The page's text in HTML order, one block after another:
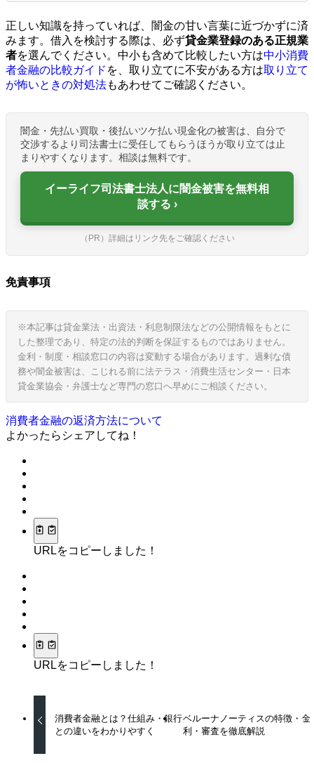
正しい知識を持っていれば、闇金の甘い言葉に近づかずに済
みます。借入を検討する際は、必ず貸金業登録のある正規業
者を選んでください。中小も含めて比較したい方は中小消費
者金融の比較ガイド を、取り立てに不安がある方は取り立て
が怖いときの対処法もあわせてご確認ください。
闇金・先払い買取・後払いツケ払い現金化の被害は、自分で
交渉するより司法書士に受任してもらうほうが取り立ては止
まりやすくなります。相談は無料です。
イーライフ司法書士法人に闇金被害を無料相
談する
（PR）詳細はリンク先をご確認ください
免責事項
※本記事は貸金業法・出資法・利息制限法などの公開情報をもとに
した整理であり、特定の法的判断を保証するものではありません。
金利・制度・相談窓口の内容は変動する場合があります。過剰な債
務や闇金被害は、こじれる前に法テラス・消費生活センター・日本
貸金業協会・弁護士など専門の窓口へ早めにご相談ください。
消費者金融の返済方法について
よかったらシェアしてね！
URLをコピーしました！
URLをコピーしました！
消費者金融とは？仕組み・銀行
との違いをわかりやすく
ベルーナノーティスの特徴・金
利・審査を徹底解説